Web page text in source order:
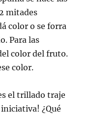
mitades
color o se forra
Para las
color del fruto.
color.
el trillado traje
¿Qué